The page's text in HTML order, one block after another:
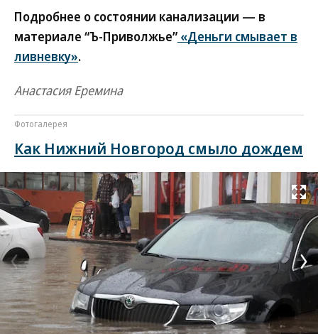
Подробнее о состоянии канализации — в
материале “Ъ-Приволжье” «Деньги смывает в
ливневку».
Анастасия Еремина
Фотогалерея
Как Нижний Новгород смыло дождем
Развернуть